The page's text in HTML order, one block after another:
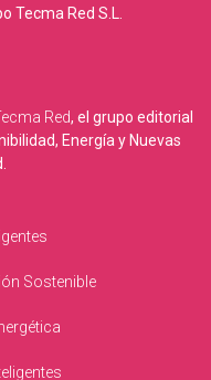
Tecma Red S.L.
Red, el grupo editorial
Energía y Nuevas
Sostenible